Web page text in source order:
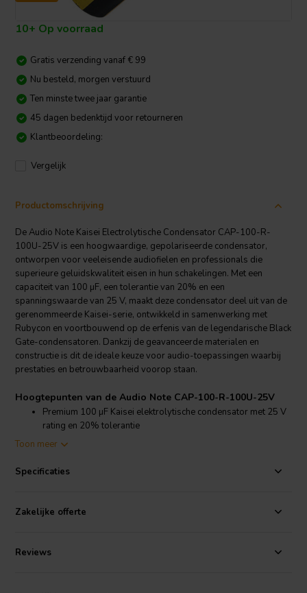
10+ Op voorraad
Gratis verzending vanaf € 99
Nu besteld, morgen verstuurd
Ten minste twee jaar garantie
45 dagen bedenktijd voor retourneren
Klantbeoordeling:
Vergelijk
Productomschrijving
De Audio Note Kaisei Electrolytische Condensator CAP-100-R-
100U-25V is een hoogwaardige, gepolariseerde condensator,
ontworpen voor veeleisende audiofielen en professionals die
superieure geluidskwaliteit eisen in hun schakelingen. Met een
capaciteit van 100 µF, een tolerantie van 20% en een
spanningswaarde van 25 V, maakt deze condensator deel uit van de
gerenommeerde Kaisei-serie, ontwikkeld in samenwerking met
Rubycon en voortbouwend op de erfenis van de legendarische Black
Gate-condensatoren. Dankzij de geavanceerde materialen en
constructie is dit de ideale keuze voor audio-toepassingen waarbij
prestaties en betrouwbaarheid voorop staan.
Hoogtepunten van de Audio Note CAP-100-R-100U-25V
Premium 100 µF Kaisei elektrolytische condensator met 25 V
rating en 20% tolerantie
Ontwikkeld met Rubycon, gebruikmakend van hoogwaardige
Biedt verbeterde zuiverheid en muzikaliteit voor veeleisende
audioapparatuur
Audio Note
Toon meer
Specificaties
Zakelijke offerte
Reviews